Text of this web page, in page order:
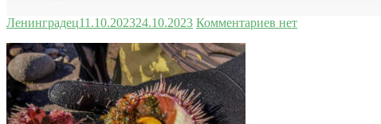
Ленинградец11.10.202324.10.2023 Комментариев нет